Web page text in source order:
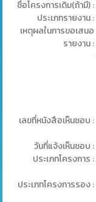
ชื่อโครงการเดิม(ถ้ามี) :
ประเภทรายงาน :
เหตุผลในการขอเสนอ
รายงาน :
เลขที่หนังสือเห็นชอบ :
วันที่แจ้งเห็นชอบ :
ประเภทโครงการ :
ประเภทโครงการรอง :